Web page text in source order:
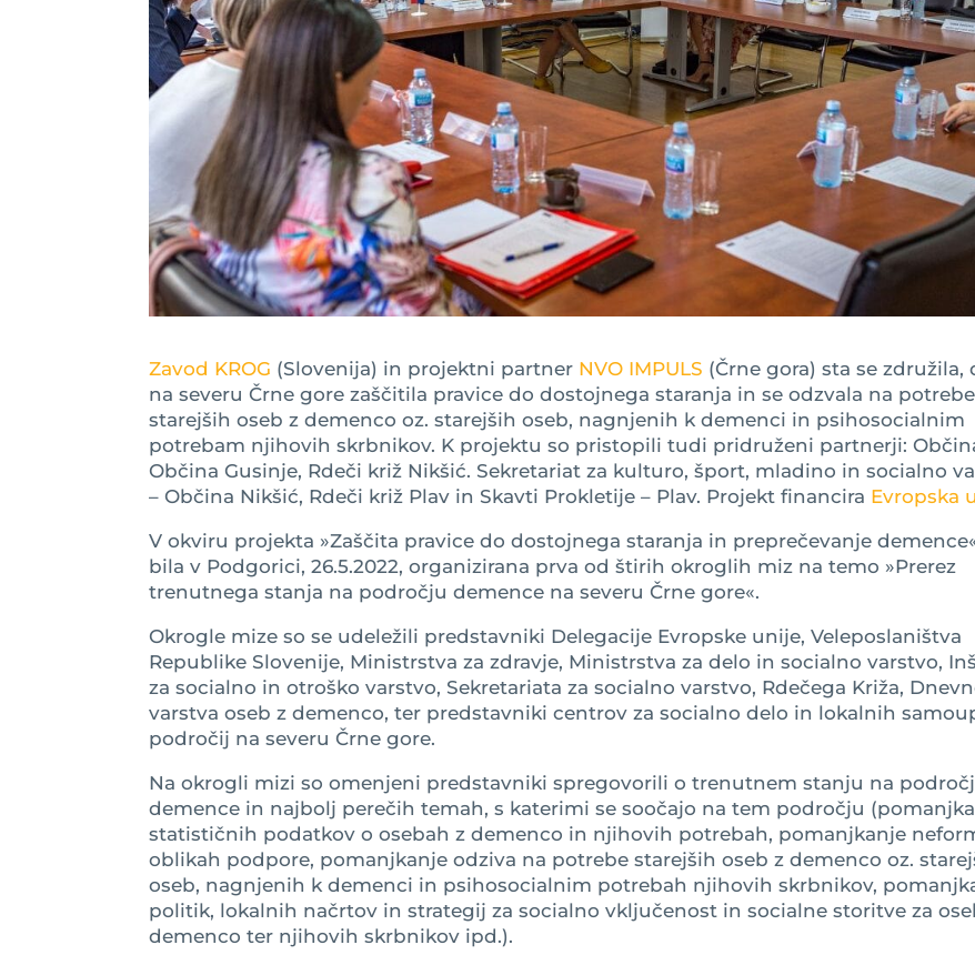
Zavod KROG (Slovenija) in projektni partner NVO IMPULS (Črne gora) sta se združila,
na severu Črne gore zaščitila pravice do dostojnega staranja in se odzvala na potrebe
starejših oseb z demenco oz. starejših oseb, nagnjenih k demenci in psihosocialnim
potrebam njihovih skrbnikov. K projektu so pristopili tudi pridruženi partnerji:
Občina Gusinje, Rdeči križ Nikšić. Sekretariat za kulturo, šport, mladino in socialno
– Občina Nikšić, Rdeči križ Plav in Skavti Prokletije – Plav. Projekt financira Evropska
V okviru projekta »Zaščita pravice do dostojnega staranja in preprečevanje
bila v Podgorici, 26.5.2022, organizirana prva od štirih okroglih miz na temo »Prerez
trenutnega stanja na področju demence na severu Črne gore«.
Okrogle mize so se udeležili predstavniki Delegacije Evropske unije, Veleposlaništva
Republike Slovenije, Ministrstva za zdravje, Ministrstva za delo in socialno varstvo,
za socialno in otroško varstvo, Sekretariata za socialno varstvo, Rdečega Križa,
varstva oseb z demenco, ter predstavniki centrov za socialno delo in lokalnih
področij na severu Črne gore.
Na okrogli mizi so omenjeni predstavniki spregovorili o trenutnem stanju na
demence in najbolj perečih temah, s katerimi se soočajo na tem področju
statističnih podatkov o osebah z demenco in njihovih potrebah, pomanjkanje
oblikah podpore, pomanjkanje odziva na potrebe starejših oseb z demenco oz.
oseb, nagnjenih k demenci in psihosocialnim potrebah njihovih skrbnikov,
politik, lokalnih načrtov in strategij za socialno vključenost in socialne storitve za
demenco ter njihovih skrbnikov ipd.).